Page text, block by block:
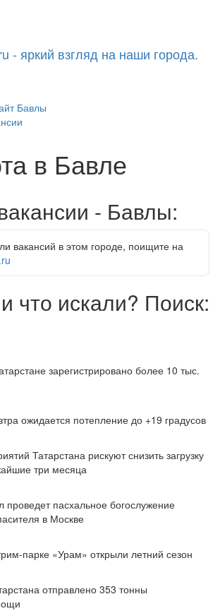
Бавлы
в Бавле
- Бавлы:
вакансий в этом городе, поищите на
что искали? Поиск:
зарегистрировано более 10 тыс.
ожидается потепление до +19 градусов
Татарстана рискуют снизить загрузку
три месяца
проведет пасхальное богослужение
в Москве
парке «Урам» открыли летний сезон
отправлено 353 тонны